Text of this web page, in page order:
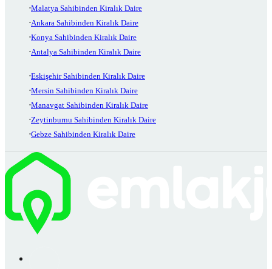
Malatya Sahibinden Kiralık Daire
Ankara Sahibinden Kiralık Daire
Konya Sahibinden Kiralık Daire
Antalya Sahibinden Kiralık Daire
Eskişehir Sahibinden Kiralık Daire
Mersin Sahibinden Kiralık Daire
Manavgat Sahibinden Kiralık Daire
Zeytinburnu Sahibinden Kiralık Daire
Gebze Sahibinden Kiralık Daire